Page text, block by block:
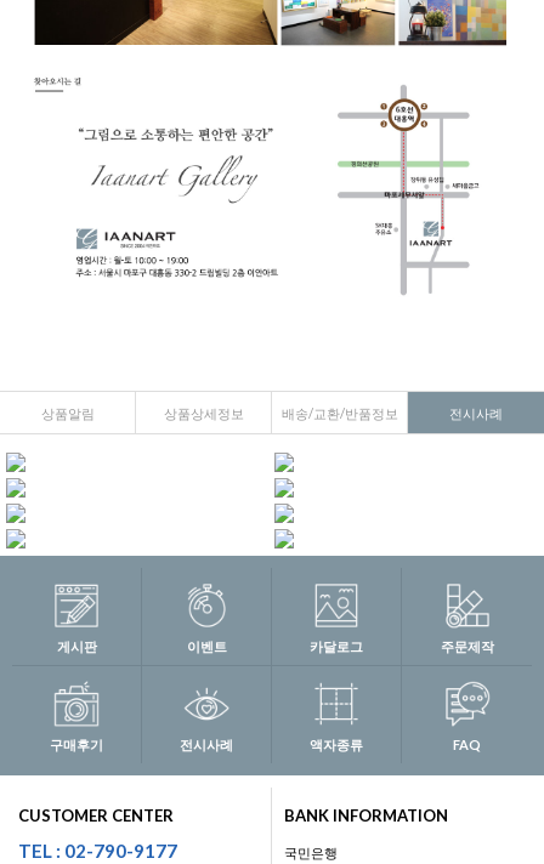
상품알림 상품상세정보 배송/교환/반품정보 전시사례
게시판 이벤트 카달로그 주문제작
구매후기 전시사례 액자종류 FAQ
CUSTOMER CENTER
TEL : 02-790-9177
BANK INFORMATION
국민은행